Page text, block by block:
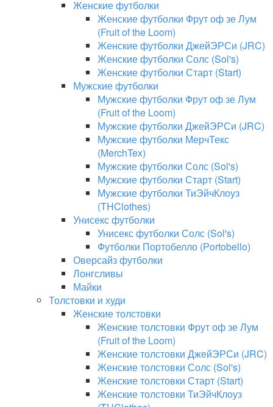
Женские футболки
Женские футболки Фрут оф зе Лум
(Fruit of the Loom)
Женские футболки ДжейЭРСи (JRC)
Женские футболки Солс (Sol's)
Женские футболки Старт (Start)
Мужские футболки
Мужские футболки Фрут оф зе Лум
(Fruit of the Loom)
Мужские футболки ДжейЭРСи (JRC)
Мужские футболки МерчТекс
(MerchTex)
Мужские футболки Солс (Sol's)
Мужские футболки Старт (Start)
Мужские футболки ТиЭйчКлоуз
(THClothes)
Унисекс футболки
Унисекс футболки Солс (Sol's)
Футболки Портобелло (Portobello)
Оверсайз футболки
Лонгсливы
Майки
Толстовки и худи
Женские толстовки
Женские толстовки Фрут оф зе Лум
(Fruit of the Loom)
Женские толстовки ДжейЭРСи (JRC)
Женские толстовки Солс (Sol's)
Женские толстовки Старт (Start)
Женские толстовки ТиЭйчКлоуз